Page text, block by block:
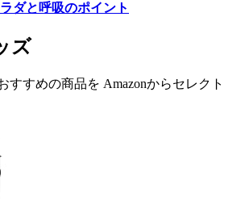
ダと呼吸のポイント
ズ
すすめの商品を Amazonからセレクト